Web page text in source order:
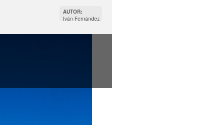
AUTOR:
Iván Fernández